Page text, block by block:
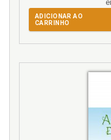
casos, p. 83
Organizações
Polícia. Teoria de
Polícia militar.
forças armadas
ADICIONAR AO
CARRINHO